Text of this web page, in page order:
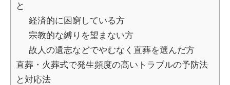
と
経済的に困窮している方
宗教的な縛りを望まない方
故人の遺志などでやむなく直葬を選んだ方
直葬・火葬式で発生頻度の高いトラブルの予防法
と対応法